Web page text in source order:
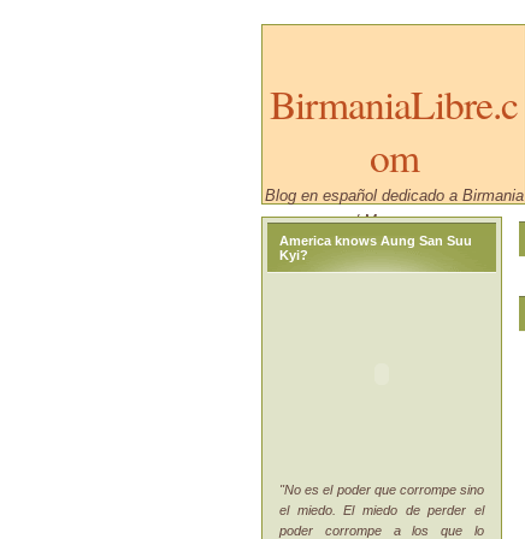
BirmaniaLibre.c
om
Blog en español dedicado a Birmania
/ Myanmar.
America knows Aung San Suu
Kyi?
"No es el poder que corrompe sino
el miedo. El miedo de perder el
poder corrompe a los que lo